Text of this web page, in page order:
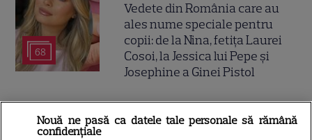
68
Vedete din România care au
ales nume speciale pentru
copii: de la Nina, fetița Laurei
Cosoi, la Jessica lui Pepe și
Josephine a Ginei Pistol
Nouă ne pasă ca datele tale personale să rămână
confidențiale